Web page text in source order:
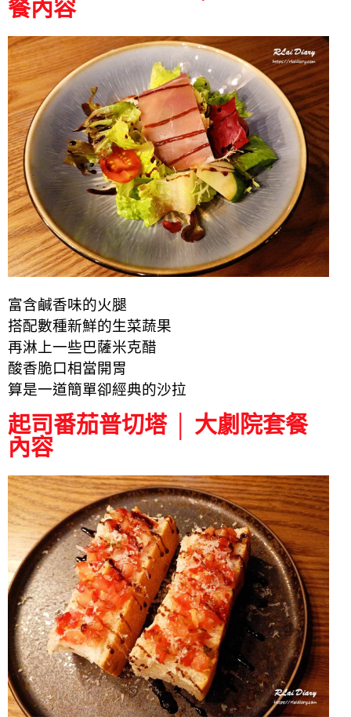
餐內容
富含鹹香味的火腿
搭配數種新鮮的生菜蔬果
再淋上一些巴薩米克醋
酸香脆口相當開胃
算是一道簡單卻經典的沙拉
起司番茄普切塔 │ 大劇院套餐
內容